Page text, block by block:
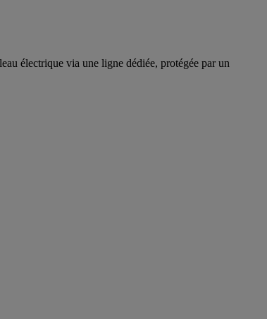
électrique via une ligne dédiée, protégée par un